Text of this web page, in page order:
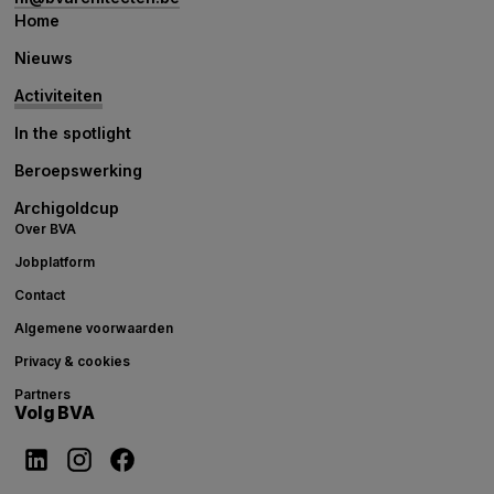
Home
Nieuws
Activiteiten
In the spotlight
Beroepswerking
Archigoldcup
Over BVA
Jobplatform
Contact
Algemene voorwaarden
Privacy & cookies
Partners
Volg BVA